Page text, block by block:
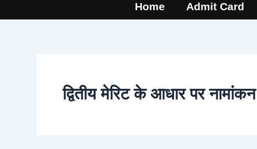
Home Admit Card
द्वितीय मेरिट के आधार पर नामांकन